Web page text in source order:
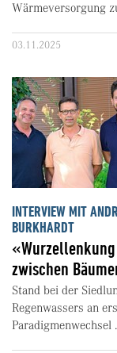
Wärmeversorgung
03.11.2025
INTERVIEW MIT
BURKHARDT
zwischen
Stand bei der
Regenwassers an
Paradigmenwechsel